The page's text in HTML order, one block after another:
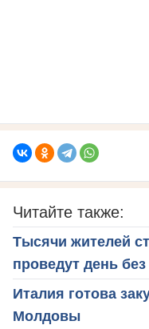
Читайте также:
Тысячи жителей
проведут день
Италия готова
Молдовы